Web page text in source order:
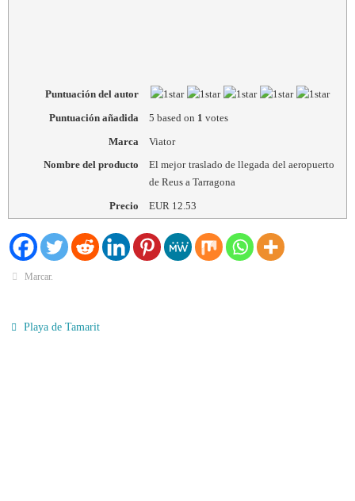
Puntuación del autor
Puntuación añadida
5 based on 1 votes
Marca
Viator
Nombre del producto
El mejor traslado de llegada del aeropuerto
de Reus a Tarragona
Precio
EUR12.53
Marcar.
Playa de Tamarit